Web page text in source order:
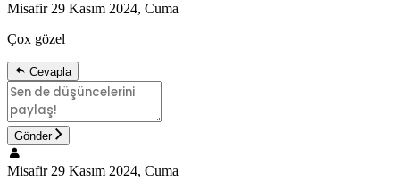
Misafir 29 Kasım 2024, Cuma
Çox gözel
Cevapla
Gönder
Misafir 29 Kasım 2024, Cuma